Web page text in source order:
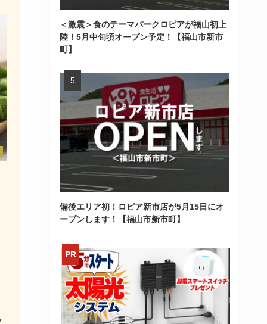
＜激震＞食のテーマパークロピアが福山初上
陸！5月中旬頃オープン予定！【福山市新市
町】
備後エリア初！ロピア新市店が5月15日にオ
ープンします！【福山市新市町】